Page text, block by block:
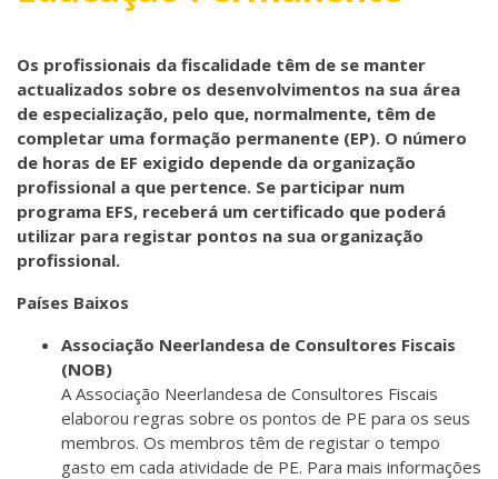
Os profissionais da fiscalidade têm de se manter
actualizados sobre os desenvolvimentos na sua área
de especialização, pelo que, normalmente, têm de
completar uma formação permanente (EP). O número
de horas de EF exigido depende da organização
profissional a que pertence. Se participar num
programa EFS, receberá um certificado que poderá
utilizar para registar pontos na sua organização
profissional.
Países Baixos
Associação Neerlandesa de Consultores Fiscais
(NOB)
A Associação Neerlandesa de Consultores Fiscais
elaborou regras sobre os pontos de PE para os seus
membros. Os membros têm de registar o tempo
gasto em cada atividade de PE. Para mais informações